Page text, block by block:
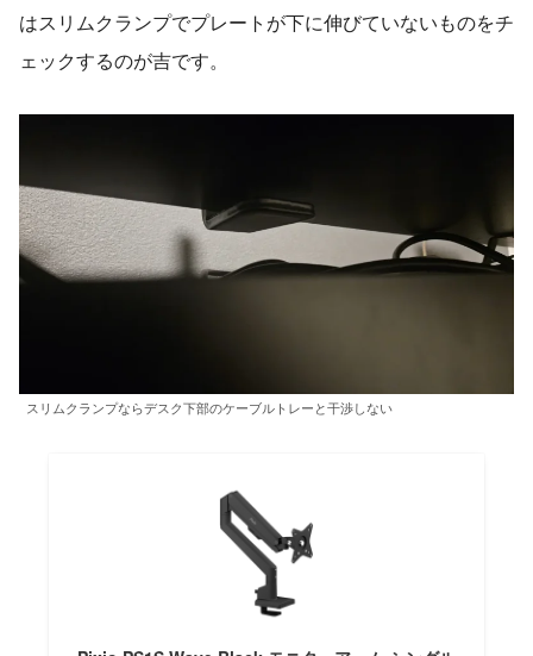
はスリムクランプでプレートが下に伸びていないものをチ
ェックするのが吉です。
スリムクランプならデスク下部のケーブルトレーと干渉しない